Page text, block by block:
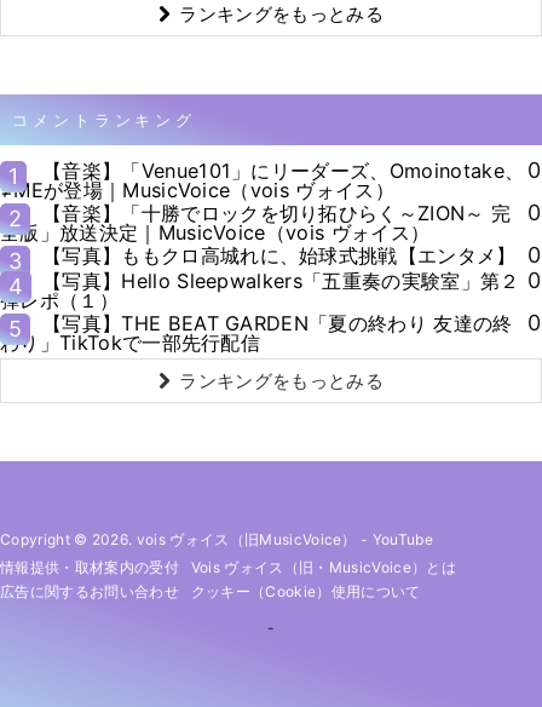
ランキングをもっとみる
コメントランキング
1
【音楽】「Venue101」にリーダーズ、Omoinotake、
≠MEが登場｜MusicVoice（vois ヴォイス）
0
2
【音楽】「十勝でロックを切り拓ひらく～ZION～ 完
全版」放送決定｜MusicVoice（vois ヴォイス）
0
3
【写真】ももクロ高城れに、始球式挑戦【エンタメ】
0
4
【写真】Hello Sleepwalkers「五重奏の実験室」第２
弾レポ（１）
0
5
【写真】THE BEAT GARDEN「夏の終わり 友達の終
わり」TikTokで一部先行配信
0
ランキングをもっとみる
Copyright © 2026. vois ヴォイス（旧MusicVoice） - YouTube
情報提供・取材案内の受付
Vois ヴォイス（旧・MusicVoice）とは
広告に関するお問い合わせ
クッキー（cookie）使用について
-